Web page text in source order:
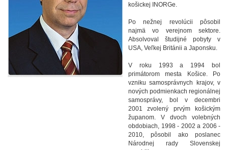
košickej INORGe.
Po nežnej revolúcii pôsobil
najmä vo verejnom sektore.
Absolvoval študijné pobyty v
USA, Veľkej Británii a Japonsku.
V roku 1993 a 1994 bol
primátorom mesta Košice. Po
vzniku samosprávnych krajov, v
nových podmienkach regionálnej
samosprávy, bol v decembri
2001 zvolený prvým košickým
županom. V dvoch volebných
obdobiach, 1998 - 2002 a 2006 -
2010, pôsobil ako poslanec
Národnej rady Slovenskej